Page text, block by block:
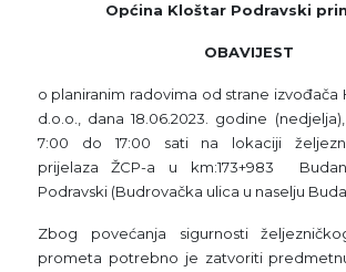
Općina Kloštar Podravski
OBAVIJEST
o planiranim radovima od strane izvođača
d.o.o., dana 18.06.2023. godine
7:00 do 17:00 sati na lokaciji
prijelaza ŽCP-a u km:173+983
Podravski (Budrovačka ulica u naselju
Zbog povećanja sigurnosti
prometa potrebno je zatvoriti